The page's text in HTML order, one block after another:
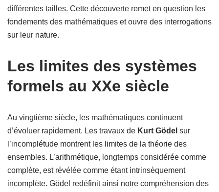
différentes tailles. Cette découverte remet en question les
fondements des mathématiques et ouvre des interrogations
sur leur nature.
Les limites des systèmes
formels au XXe siècle
Au vingtième siècle, les mathématiques continuent
d’évoluer rapidement. Les travaux de Kurt Gödel sur
l’incomplétude montrent les limites de la théorie des
ensembles. L’arithmétique, longtemps considérée comme
complète, est révélée comme étant intrinsèquement
incomplète. Gödel redéfinit ainsi notre compréhension des